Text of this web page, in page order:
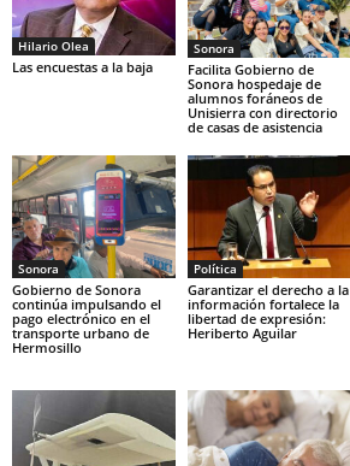
Hilario Olea
Las encuestas a la baja
Sonora
Facilita Gobierno de
Sonora hospedaje de
alumnos foráneos de
Unisierra con directorio
de casas de asistencia
Sonora
Gobierno de Sonora
continúa impulsando el
pago electrónico en el
transporte urbano de
Hermosillo
Política
Garantizar el derecho a la
información fortalece la
libertad de expresión:
Heriberto Aguilar